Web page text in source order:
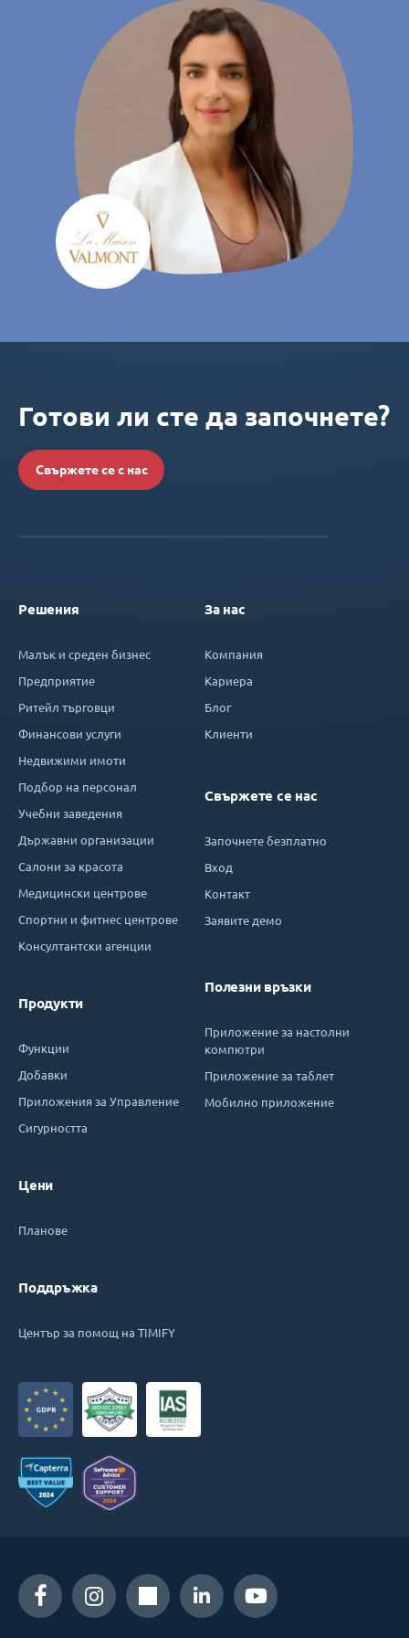
Готови ли сте да започнете?
Свържете се с нас
Решения
Малък и среден бизнес
Предприятие
Ритейл търговци
Финансови услуги
Недвижими имоти
Подбор на персонал
Учебни заведения
Държавни организации
Салони за красота
Медицински центрове
Спортни и фитнес центрове
Консултантски агенции
Продукти
Функции
Добавки
Приложения за Управление
Сигурността
Цени
Планове
Поддръжка
Център за помощ на TIMIFY
За нас
Компания
Кариера
Блог
Клиенти
Свържете се нас
Започнете безплатно
Вход
Контакт
Заявите демо
Полезни връзки
Приложение за настолни
компютри
Приложение за таблет
Мобилно приложение